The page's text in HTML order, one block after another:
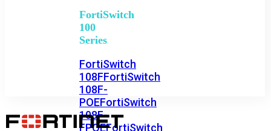
FortiSwitch
100
Series
FortiSwitch
108FFortiSwitch
108F-
POEFortiSwitch
108F-
FPOEFortiSwitch